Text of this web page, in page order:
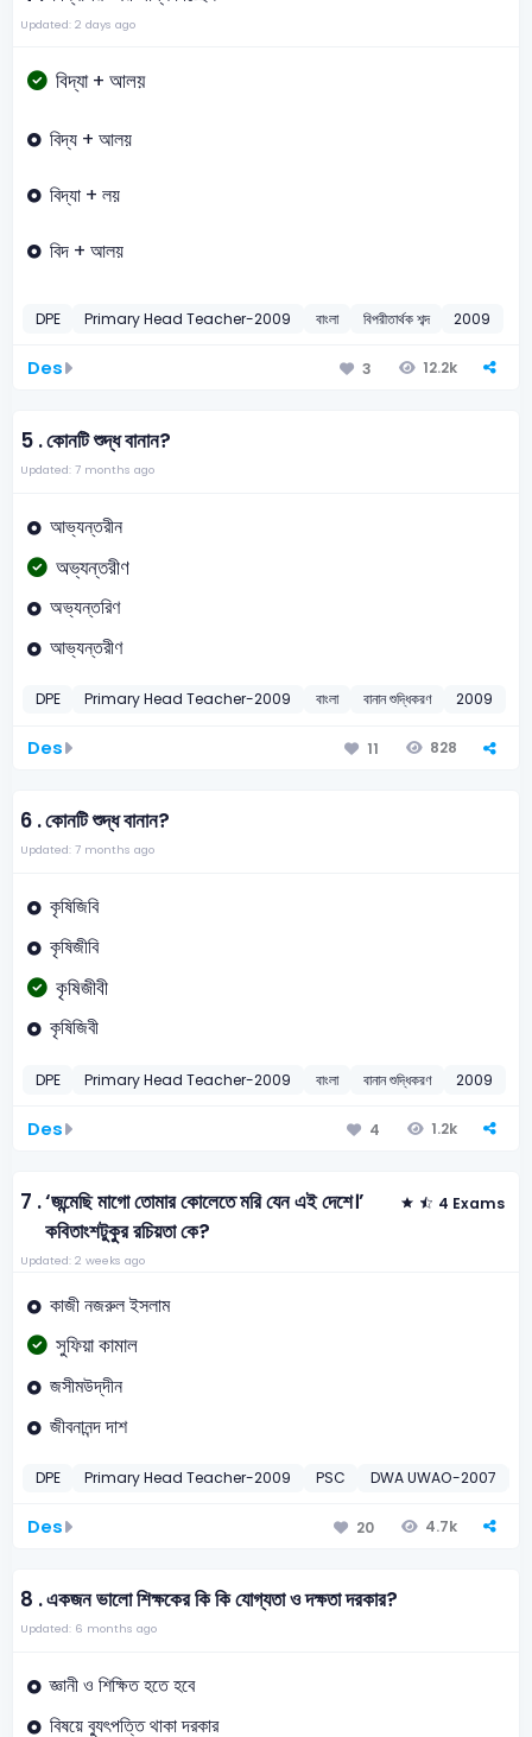
Updated: 2 days ago
বিদ্যা + আলয়
বিদ্য + আলয়
বিদ্যা + লয়
বিদ + আলয়
DPE Primary Head Teacher-2009 বাংলা বিপরীতার্থক শব্দ 2009
Des 3 12.2k
5 .কোনটি শুদ্ধ বানান?
Updated: 7 months ago
আভ্যন্তরীন
অভ্যন্তরীণ
অভ্যন্তরিণ
আভ্যন্তরীণ
DPE Primary Head Teacher-2009 বাংলা বানান শুদ্ধিকরণ 2009
Des 11 828
6 .কোনটি শুদ্ধ বানান?
Updated: 7 months ago
কৃষিজিবি
কৃষিজীবি
কৃষিজীবী
কৃষিজিবী
DPE Primary Head Teacher-2009 বাংলা বানান শুদ্ধিকরণ 2009
Des 4 1.2k
7 .‘জন্মেছি মাগো তোমার কোলেতে মরি যেন এই দেশে।’
কবিতাংশটুকুর রচিয়তা কে?
4 Exams
Updated: 2 weeks ago
কাজী নজরুল ইসলাম
সুফিয়া কামাল
জসীমউদ্‌দীন
জীবনানন্দ দাশ
DPE Primary Head Teacher-2009 PSC DWA UWAO-2007
Des 20 4.7k
8 .একজন ভালো শিক্ষকের কি কি যোগ্যতা ও দক্ষতা দরকার?
Updated: 6 months ago
জ্ঞানী ও শিক্ষিত হতে হবে
বিষয়ে ব্যুৎপত্তি থাকা দরকার